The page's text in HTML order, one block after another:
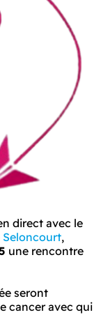
direct avec le
Seloncourt,
une rencontre
seront
cancer avec qui